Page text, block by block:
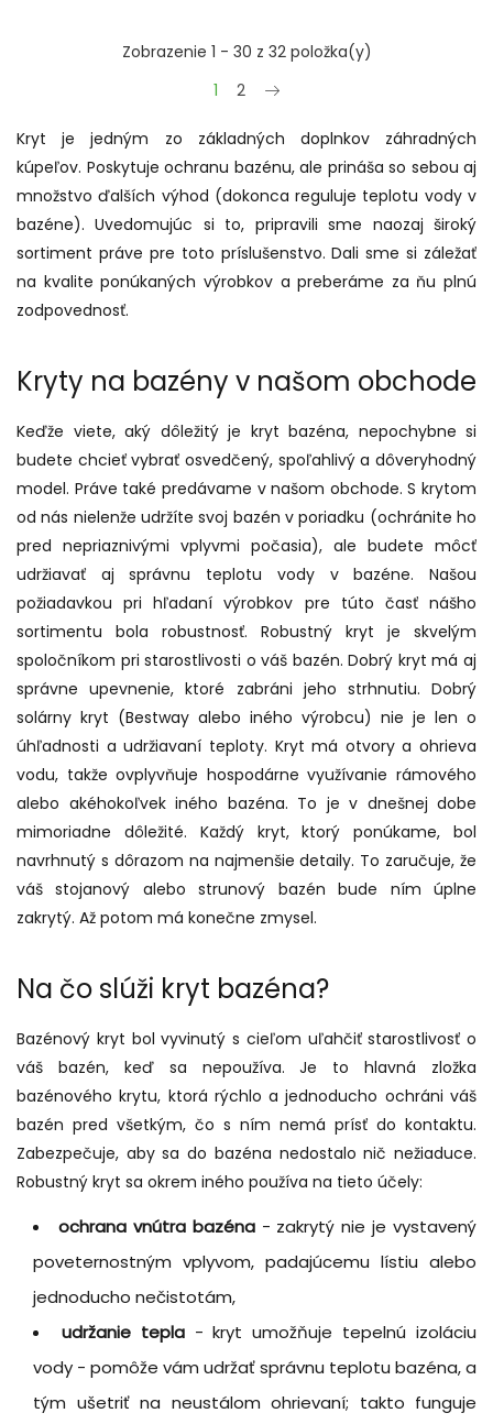
Zobrazenie 1 - 30 z 32 položka(y)
1
2 Ďalšie
Kryt je jedným zo základných doplnkov záhradných
kúpeľov. Poskytuje ochranu bazénu, ale prináša so sebou aj
množstvo ďalších výhod (dokonca reguluje teplotu vody v
bazéne). Uvedomujúc si to, pripravili sme naozaj široký
sortiment práve pre toto príslušenstvo. Dali sme si záležať
na kvalite ponúkaných výrobkov a preberáme za ňu plnú
zodpovednosť.
Kryty na bazény v našom obchode
Keďže viete, aký dôležitý je kryt bazéna, nepochybne si
budete chcieť vybrať osvedčený, spoľahlivý a dôveryhodný
model. Práve také predávame v našom obchode. S krytom
od nás nielenže udržíte svoj bazén v poriadku (ochránite ho
pred nepriaznivými vplyvmi počasia), ale budete môcť
udržiavať aj správnu teplotu vody v bazéne. Našou
požiadavkou pri hľadaní výrobkov pre túto časť nášho
sortimentu bola robustnosť. Robustný kryt je skvelým
spoločníkom pri starostlivosti o váš bazén. Dobrý kryt má aj
správne upevnenie, ktoré zabráni jeho strhnutiu. Dobrý
solárny kryt (Bestway alebo iného výrobcu) nie je len o
úhľadnosti a udržiavaní teploty. Kryt má otvory a ohrieva
vodu, takže ovplyvňuje hospodárne využívanie rámového
alebo akéhokoľvek iného bazéna. To je v dnešnej dobe
mimoriadne dôležité. Každý kryt, ktorý ponúkame, bol
navrhnutý s dôrazom na najmenšie detaily. To zaručuje, že
váš stojanový alebo strunový bazén bude ním úplne
zakrytý. Až potom má konečne zmysel.
Na čo slúži kryt bazéna?
Bazénový kryt bol vyvinutý s cieľom uľahčiť starostlivosť o
váš bazén, keď sa nepoužíva. Je to hlavná zložka
bazénového krytu, ktorá rýchlo a jednoducho ochráni váš
bazén pred všetkým, čo s ním nemá prísť do kontaktu.
Zabezpečuje, aby sa do bazéna nedostalo nič nežiaduce.
Robustný kryt sa okrem iného používa na tieto účely:
ochrana vnútra bazéna - zakrytý nie je vystavený
poveternostným vplyvom, padajúcemu lístiu alebo
jednoducho nečistotám,
udržanie tepla- kryt umožňuje tepelnú izoláciu
vody - pomôže vám udržať správnu teplotu bazéna, a
tým ušetriť na neustálom ohrievaní; takto funguje